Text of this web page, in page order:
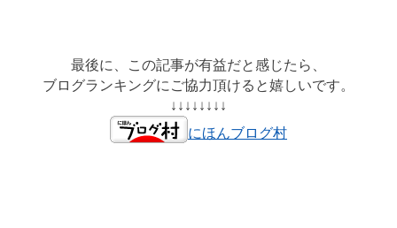
最後に、この記事が有益だと感じたら、
ブログランキングにご協力頂けると嬉しいです。
↓↓↓↓↓↓↓↓
にほんブログ村